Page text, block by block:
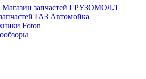
Магазин запчастей ГРУЗОМОЛЛ
ГАЗ Автомойка
Foton